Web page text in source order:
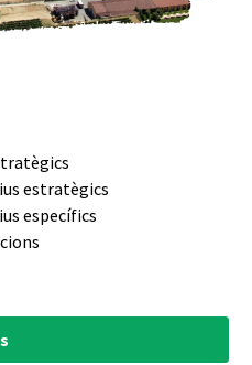
estratègics
específics